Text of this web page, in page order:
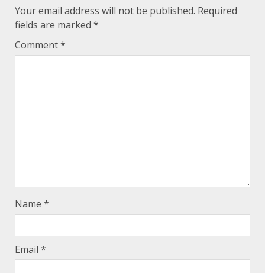
Your email address will not be published. Required
fields are marked *
Comment*
Name *
Email *